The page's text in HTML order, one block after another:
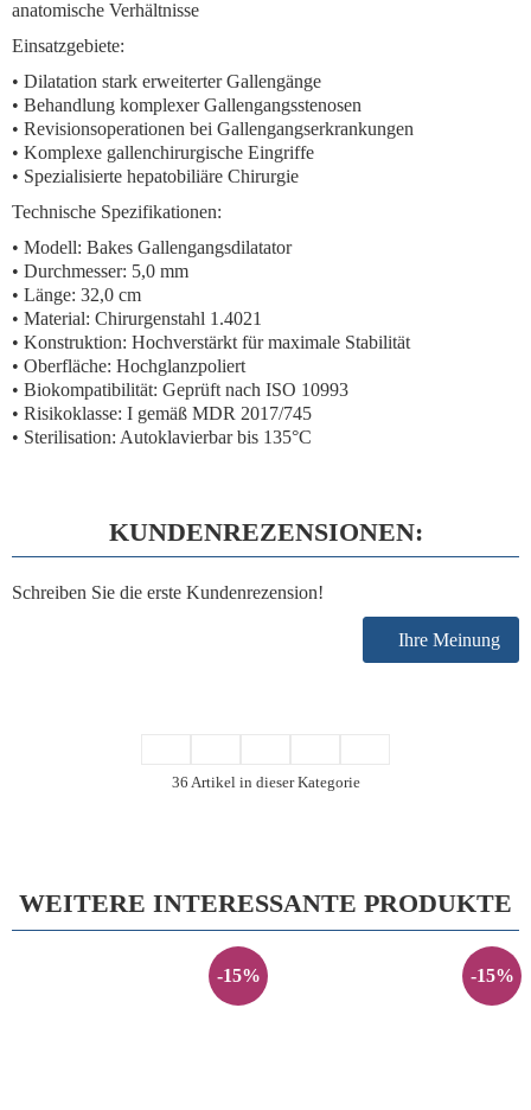
anatomische Verhältnisse
Einsatzgebiete:
• Dilatation stark erweiterter Gallengänge
• Behandlung komplexer Gallengangsstenosen
• Revisionsoperationen bei Gallengangserkrankungen
• Komplexe gallenchirurgische Eingriffe
• Spezialisierte hepatobiliäre Chirurgie
Technische Spezifikationen:
• Modell: Bakes Gallengangsdilatator
• Durchmesser: 5,0 mm
• Länge: 32,0 cm
• Material: Chirurgenstahl 1.4021
• Konstruktion: Hochverstärkt für maximale Stabilität
• Oberfläche: Hochglanzpoliert
• Biokompatibilität: Geprüft nach ISO 10993
• Risikoklasse: I gemäß MDR 2017/745
• Sterilisation: Autoklavierbar bis 135°C
KUNDENREZENSIONEN:
Schreiben Sie die erste Kundenrezension!
Ihre Meinung
36 Artikel in dieser Kategorie
WEITERE INTERESSANTE PRODUKTE
-15% -15%